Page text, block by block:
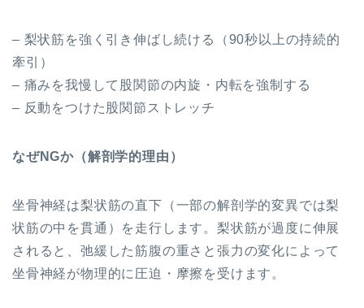
– 梨状筋を強く引き伸ばし続ける（90秒以上の持続的
牽引）
– 痛みを我慢して股関節の内旋・内転を強制する
– 反動をつけた股関節ストレッチ
なぜNGか（解剖学的理由）
坐骨神経は梨状筋の直下（一部の解剖学的変異では梨
状筋の中を貫通）を走行します。梨状筋が過度に伸展
されると、弛緩した筋腹の重さと張力の変化によって
坐骨神経が物理的に圧迫・摩擦を受けます。